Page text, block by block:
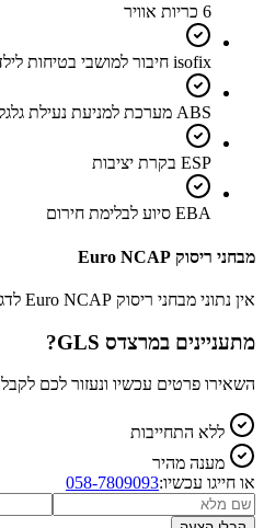
6 כריות אוויר
isofix חיבור למושבי בטיחות לילדים
ABS מערכת למניעת נעילת גלגלים
ESP בקרת יציבות
EBA סיוע לבלימת חירום
מבחני ריסוק Euro NCAP
אין נתוני מבחני ריסוק Euro NCAP לדגם זה
מתעניינים במרצדס GLS ?
השאירו פרטים עכשיו ונעזור לכם
ללא התחייבות
מענה מהיר
או חייגו עכשיו:058-7809093